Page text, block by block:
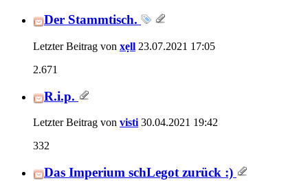
Der Stammtisch.
Letzter Beitrag von xẹll 23.07.2021 17:05
2.671
R.i.p.
Letzter Beitrag von visti30.04.2021 19:42
332
Das Imperium schLegot zurück :)